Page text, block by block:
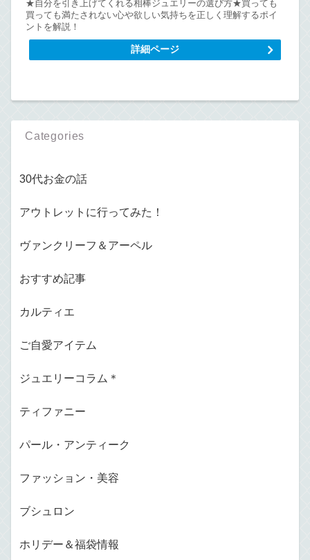
★自分を引き上げてくれる相棒ジュエリーの選び方★買っても
買っても満たされない心や欲しい気持ちを正しく理解するポイ
ントを解説！
詳細ページ
Categories
30代お金の話
アウトレットに行ってみた！
ヴァンクリーフ＆アーペル
おすすめ記事
カルティエ
ご自愛アイテム
ジュエリーコラム＊
ティファニー
パール・アンティーク
ファッション・美容
ブシュロン
ホリデー＆福袋情報